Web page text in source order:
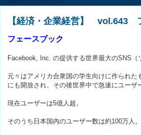
【経済・企業経営】 vol.643
フェースブック
Facebook, Inc. の提供する世界最大のSNS（
元々はアメリカ合衆国の学生向けに作られた
にも開放され、その後世界中で急速にユーザ
現在ユーザーは5億人超。
そのうち日本国内のユーザー数は約100万人。